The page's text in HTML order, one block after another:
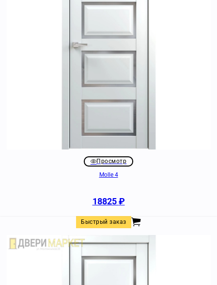
Просмотр
Molle 4
18825₽
Быстрый заказ